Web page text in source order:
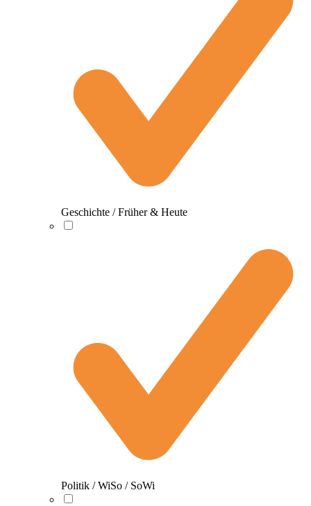
Geschichte / Früher & Heute
Politik / WiSo / SoWi